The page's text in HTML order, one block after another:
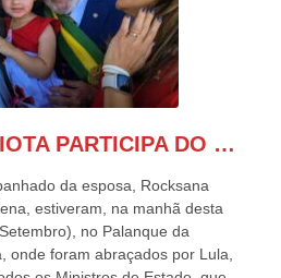
GONZAGA PATRIOTA PARTICIPA DO DESFILE DA INDEPENDÊNCIA NO PALANQUE DA PRESIDÊNCIA DA REPÚBLICA E É ABRAÇADO POR LULA E POR GERALDO ALCKMIN.
da esposa, Rocksana
estiveram, na manhã desta
no Palanque da
onde foram abraçados por Lula,